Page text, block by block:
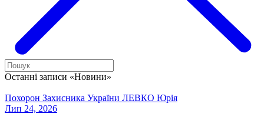
Останні записи «Новини»
Похорон Захисника України ЛЕВКО Юрія
Лип 24, 2026